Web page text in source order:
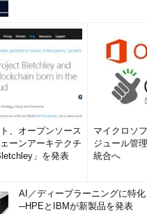
、オープンソース
ーンアーキテクチ
」を発表
マイクロソ
ジュール管
統合へ
AI／ディープラーニングに特
─HPEとIBMが新製品を発表